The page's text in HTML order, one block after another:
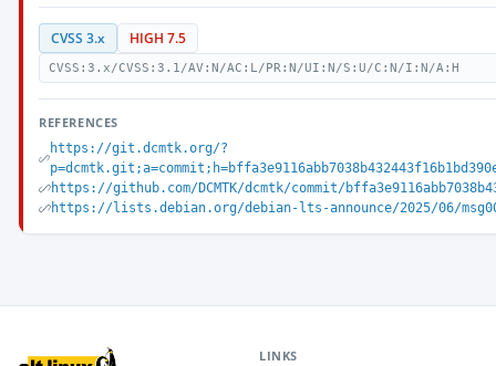
CVSS 3.x HIGH 7.5
CVSS:3.x/CVSS:3.1/AV:N/AC:L/PR:N/UI:N/S:U/C:N/I:N/A:H
REFERENCES
https://git.dcmtk.org/?
https://github.com/DCMTK/dcmtk/commit/
https://lists.debian.org/debian-lts-announce/2025/06/
LINKS